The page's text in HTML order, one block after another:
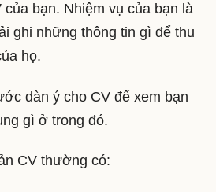
bạn. Nhiệm vụ của bạn là
ghi những thông tin gì để thu
họ.
dàn ý cho CV để xem bạn
gì ở trong đó.
CV thường có: